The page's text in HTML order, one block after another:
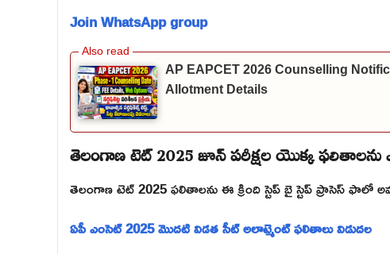
Join WhatsApp group
AP EAPCET 2026 Counselling
Allotment Details
తెలంగాణ టెట్ 2025 జూన్ పరీక్షల యొక్క
తెలంగాణ టెట్ 2025 ఫలితాలను ఈ క్రింది స్టెప్ బై స్టెప్ ప్రాసెస్ ఫాలో
ఏపీ ఎంసెట్ 2025 మొదటి విడత సీట్ అలాట్మెంట్ ఫలితాలు విడుదల